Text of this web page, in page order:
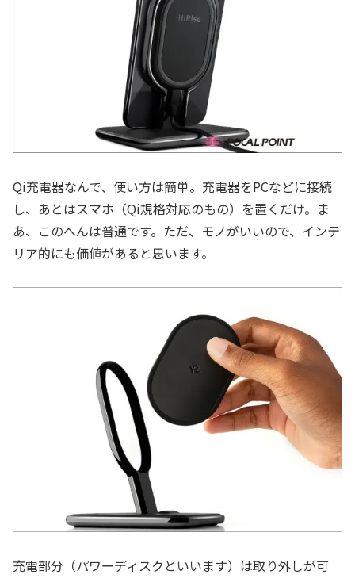
Qi充電器なんで、使い方は簡単。充電器をPCなどに接続
し、あとはスマホ（Qi規格対応のもの）を置くだけ。ま
あ、このへんは普通です。ただ、モノがいいので、インテ
リア的にも価値があると思います。
充電部分（パワーディスクといいます）は取り外しが可